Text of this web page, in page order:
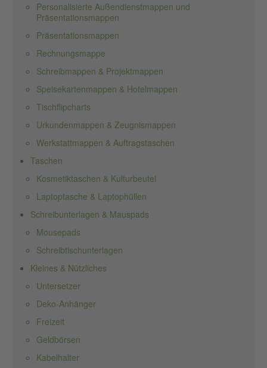
Personalisierte Außendienstmappen und
Präsentationsmappen
Präsentationsmappen
Rechnungsmappe
Schreibmappen & Projektmappen
Speisekartenmappen & Hotelmappen
Tischflipcharts
Urkundenmappen & Zeugnismappen
Werkstattmappen & Auftragstaschen
Taschen
Kosmetiktaschen & Kulturbeutel
Laptoptasche & Laptophüllen
Schreibunterlagen & Mauspads
Mousepads
Schreibtischunterlagen
Kleines & Nützliches
Untersetzer
Deko-Anhänger
Freizeit
Geldbörsen
Kabelhalter